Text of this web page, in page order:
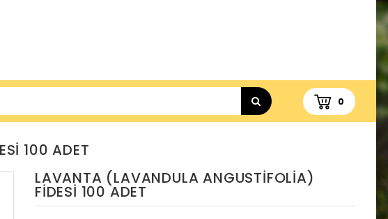
0
100 ADET
LAVANTA (LAVANDULA ANGUSTIFOLIA)
FİDESİ 100 ADET